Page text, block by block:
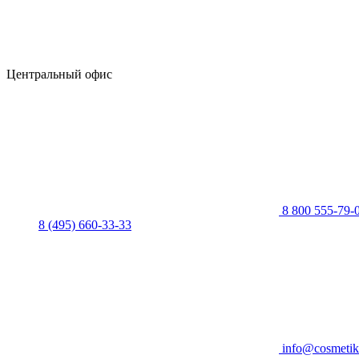
Центральный офис
8 800 555-79-
8 (495) 660-33-33